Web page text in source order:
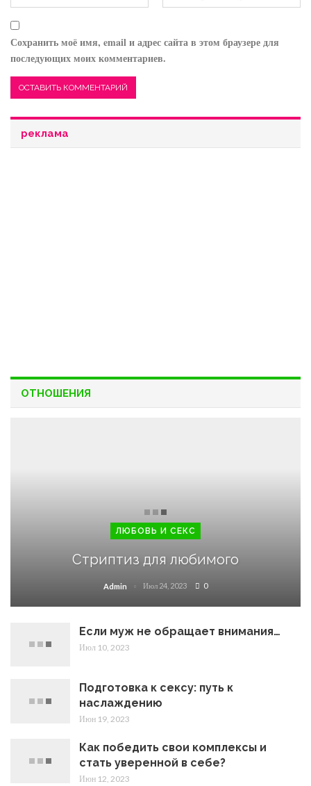
Сохранить моё имя, email и адрес сайта в этом браузере для
последующих моих комментариев.
реклама
ОТНОШЕНИЯ
ЛЮБОВЬ И СЕКС
Стриптиз для любимого
Admin Июл 24, 2023 0
Если муж не обращает внимания…
Июл 10, 2023
Подготовка к сексу: путь к
наслаждению
Июн 19, 2023
Как победить свои комплексы и
стать уверенной в себе?
Июн 12, 2023